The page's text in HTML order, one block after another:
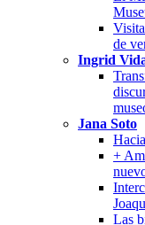
de
Ingrid
Jana Soto
+
Las